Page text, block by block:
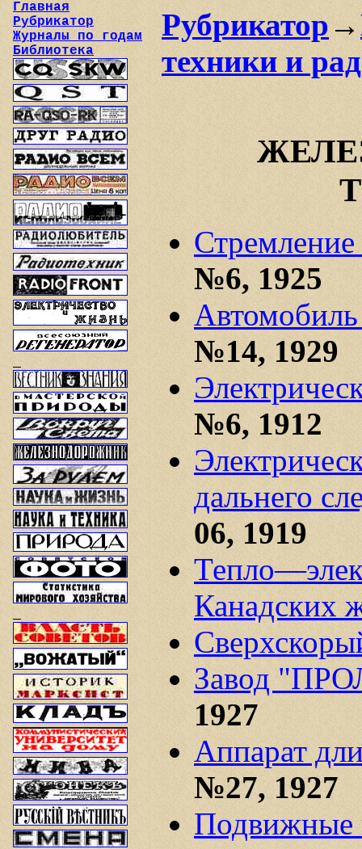
Главная
Рубрикатор
Журналы по годам
Библиотека
Рубрикатор →
техники и
Стремление
№6, 1925
№14, 1929
№6, 1912
дальнего
06, 1919
Канадских
Завод
1927
Аппарат
№27, 1927
Подвижные